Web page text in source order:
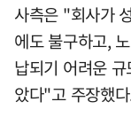
사측은 "회사가
에도 불구하고,
납되기 어려운
았다"고 주장했